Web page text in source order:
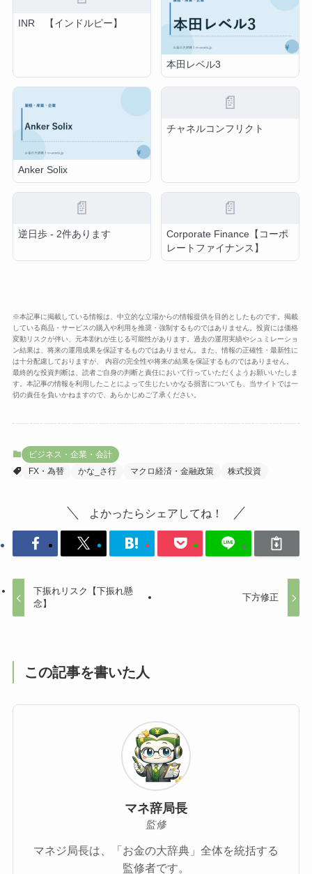
INR 【インドルピー】
本田レベル3
Anker Solix
📄
チャネルコンフリクト
📄
逆日歩 - 2件あります
📄
Corporate Finance【コーポ
レートファイナンス】
※本記事に掲載している情報は、中立的な立場からの情報提供を目的としたものです。掲載
している商品・サービスの購入や利用を推奨・強制するものではありません。投資には価格
変動リスクが伴い、元本割れが生じる可能性があります。過去の運用実績やシュミレーショ
ン結果は、将来の運用成果を保証するものではありません。また、情報の正確性・最新性に
は十分配慮しておりますが、 内容の完全性や将来の結果を保証するものではありません。
最終的な投資判断は、読者ご自身の判断と責任において行っていただくようお願いいたしま
す。本記事の情報を利用したことによって生じたいかなる損害についても、当サイトでは一
切の責任を負いかねますので、あらかじめご了承ください。
ビジネス・企業・会計
FX・為替
かな_さ行 マクロ経済・金融政策 株式投資
よかったらシェアしてね！
下振れリスク【下振れ懸
念】
下方修正
この記事を書いた人
マネ辞局長
監修
マネジ局長は、「お金の大辞典」全体を統括する
監修者です。